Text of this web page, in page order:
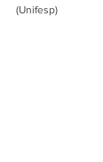
(Unifesp)